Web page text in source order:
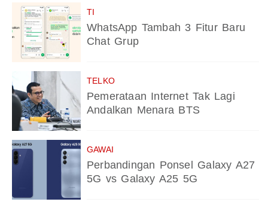
TI
WhatsApp Tambah 3 Fitur Baru
Chat Grup
TELKO
Pemerataan Internet Tak Lagi
Andalkan Menara BTS
GAWAI
Perbandingan Ponsel Galaxy A27
5G vs Galaxy A25 5G